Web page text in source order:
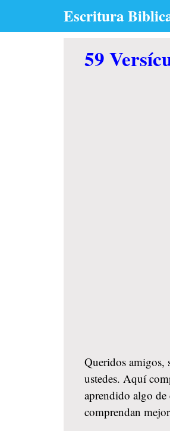
Escritura
59
Queridos amigos,
ustedes. Aquí
aprendido algo
comprendan